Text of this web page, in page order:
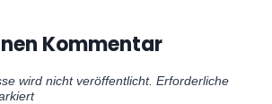
Kommentar
wird nicht veröffentlicht. Erforderliche